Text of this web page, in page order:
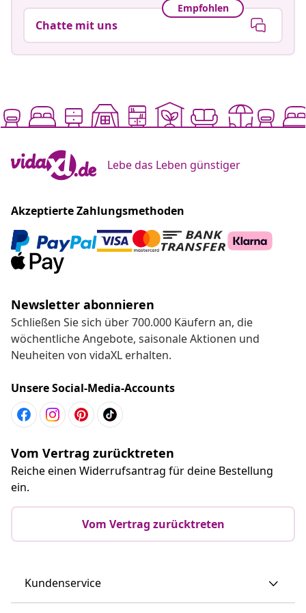
Empfohlen
Chatte mit uns
Lebe das Leben günstiger
Akzeptierte Zahlungsmethoden
Newsletter abonnieren
Schließen Sie sich über 700.000 Käufern an, die
wöchentliche Angebote, saisonale Aktionen und
Neuheiten von vidaXL erhalten.
Unsere Social-Media-Accounts
Vom Vertrag zurücktreten
Reiche einen Widerrufsantrag für deine Bestellung
ein.
Vom Vertrag zurücktreten
Kundenservice